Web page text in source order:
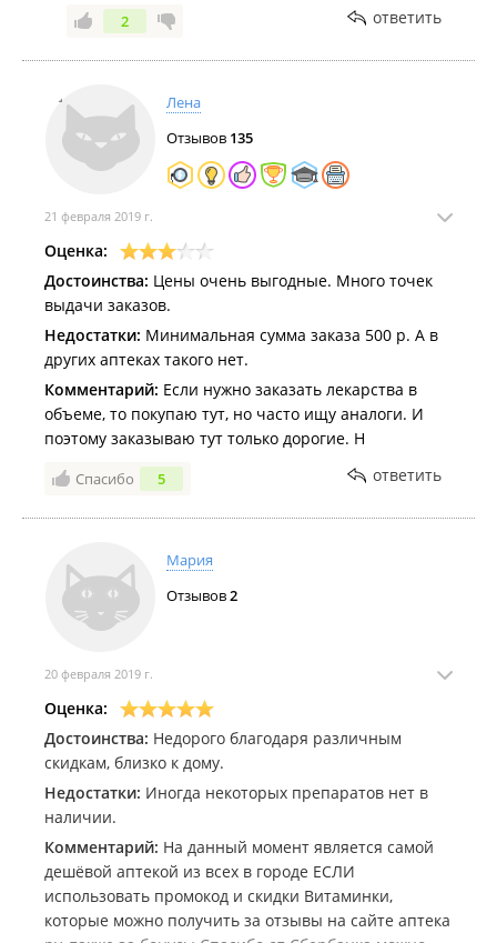
стоимость 500р вас расстроили... аяяй)))
переживете. Зато какая большая сеть доя
самовывоза. Самовывозите и дальше.
2 ответить
Лена
Отзывов 135
21 февраля 2019 г.
Оценка:
Достоинства: Цены очень выгодные. Много точек
выдачи заказов.
Недостатки: Минимальная сумма заказа 500 р. А в
других аптеках такого нет.
Комментарий: Если нужно заказать лекарства в
объеме, то покупаю тут, но часто ищу аналоги. И
поэтому заказываю тут только дорогие. Н
Спасибо 5 ответить
Мария
Отзывов2
20 февраля 2019 г.
Оценка:
Достоинства: Недорого благодаря различным
скидкам, близко к дому.
Недостатки: Иногда некоторых препаратов нет в
наличии.
Комментарий: На данный момент является самой
дешёвой аптекой из всех в городе ЕСЛИ
использовать промокод и скидки Витаминки,
которые можно получить за отзывы на сайте аптека